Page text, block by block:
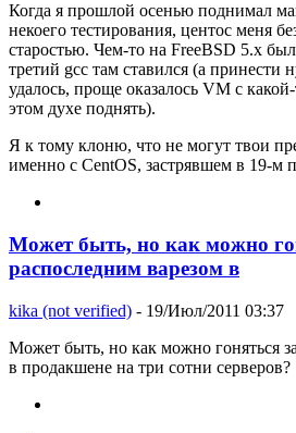
Когда я прошлой осенью поднимал
некоего тестирования, центос меня
старостью. Чем-то на FreeBSD 5.x
третий gcc там ставился (а принести
удалось, проще оказалось VM с
этом духе поднять).
Я к тому клоню, что не могут твои
именно с CentOS, застрявшем в 19-м
Может быть, но как можно
распоследним варезом в
kika (not verified) - 19/Июл/2011 03:37
Может быть, но как можно гоняться
в продакшене на три сотни серверов?